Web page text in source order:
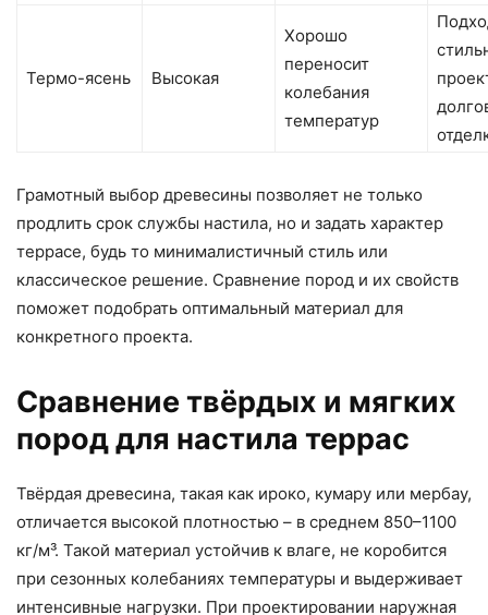
Термо-ясень Высокая
Хорошо
переносит
колебания
температур
Грамотный выбор древесины позволяет не только
продлить срок службы настила, но и задать характер
террасе, будь то минималистичный стиль или
классическое решение. Сравнение пород и их свойств
поможет подобрать оптимальный материал для
конкретного проекта.
Сравнение твёрдых и мягких
пород для настила террас
Твёрдая древесина, такая как ироко, кумару или мербау,
отличается высокой плотностью – в среднем 850–1100
кг/м³. Такой материал устойчив к влаге, не коробится
при сезонных колебаниях температуры и выдерживает
интенсивные нагрузки. При проектировании наружная